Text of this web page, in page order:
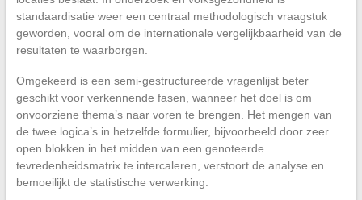
standaardisatie weer een centraal methodologisch vraagstuk
geworden, vooral om de internationale vergelijkbaarheid van de
resultaten te waarborgen.
Omgekeerd is een semi-gestructureerde vragenlijst beter
geschikt voor verkennende fasen, wanneer het doel is om
onvoorziene thema’s naar voren te brengen. Het mengen van
de twee logica’s in hetzelfde formulier, bijvoorbeeld door zeer
open blokken in het midden van een genoteerde
tevredenheidsmatrix te intercaleren, verstoort de analyse en
bemoeilijkt de statistische verwerking.